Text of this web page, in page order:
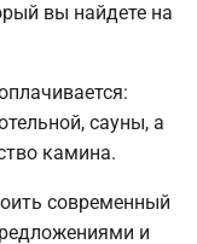
вы найдете на
сауны, а
камина.
современный
и